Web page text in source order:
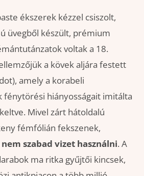
ékszerek kézzel csiszolt,
üvegből készült, prémium
voltak a 18.
a kövek aljára festett
amely a korabeli
fénytörési hiányosságait imitálta
Mivel zárt hátoldalú
fémfólián fekszenek,
szabad vizet használni. A
ma ritka gyűjtői kincsek,